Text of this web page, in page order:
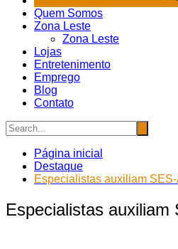
Quem Somos
Zona Leste
Zona Leste
Lojas
Entretenimento
Emprego
Blog
Contato
Página inicial
Destaque
Especialistas auxiliam
Especialistas